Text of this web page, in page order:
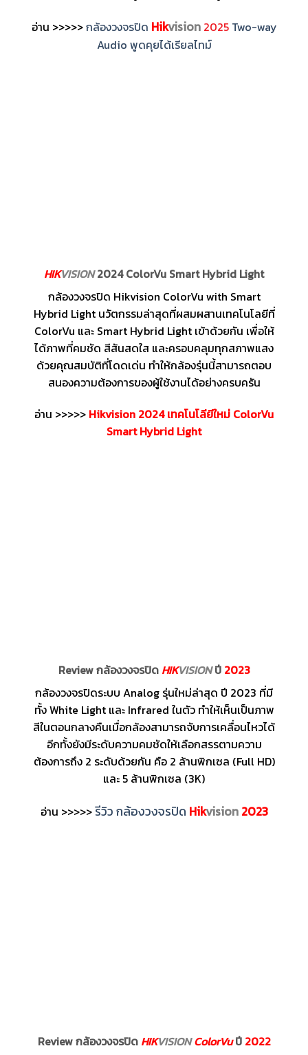
อ่าน >>>>>กล้องวงจรปิด Hikvision 2025Two-way
Audio พูดคุยได้เรียลไทม์
HIKVISION2024 ColorVu Smart Hybrid Light
กล้องวงจรปิด Hikvision ColorVu with Smart
Hybrid Light นวัตกรรมล่าสุดที่ผสมผสานเทคโนโลยีที่
ColorVu และ Smart Hybrid Light เข้าด้วยกัน เพื่อให้
ได้ภาพที่คมชัด สีสันสดใส และครอบคลุมทุกสภาพแสง
ด้วยคุณสมบัติที่โดดเด่น ทำให้กล้องรุ่นนี้สามารถตอบ
สนองความต้องการของผู้ใช้งานได้อย่างครบครัน
อ่าน >>>>> Hikvision 2024 เทคโนโลียีใหม่ ColorVu
Smart Hybrid Light
Review กล้องวงจรปิด HIKVISIONปี 2023
กล้องวงจรปิดระบบ Analog รุ่นใหม่ล่าสุด ปี 2023 ที่มี
ทั้ง White Light และ Infrared ในตัว ทำให้เห็นเป็นภาพ
สีในตอนกลางคืนเมื่อกล้องสามารถจับการเคลื่อนไหวได้
อีกทั้งยังมีระดับความคมชัดให้เลือกสรรตามความ
ต้องการถึง 2 ระดับด้วยกัน คือ 2 ล้านพิกเซล (Full HD)
และ 5 ล้านพิกเซล (3K)
อ่าน >>>>>รีวิว กล้องวงจรปิด Hikvision 2023
Review กล้องวงจรปิด HIKVISIONColorVuปี 2022